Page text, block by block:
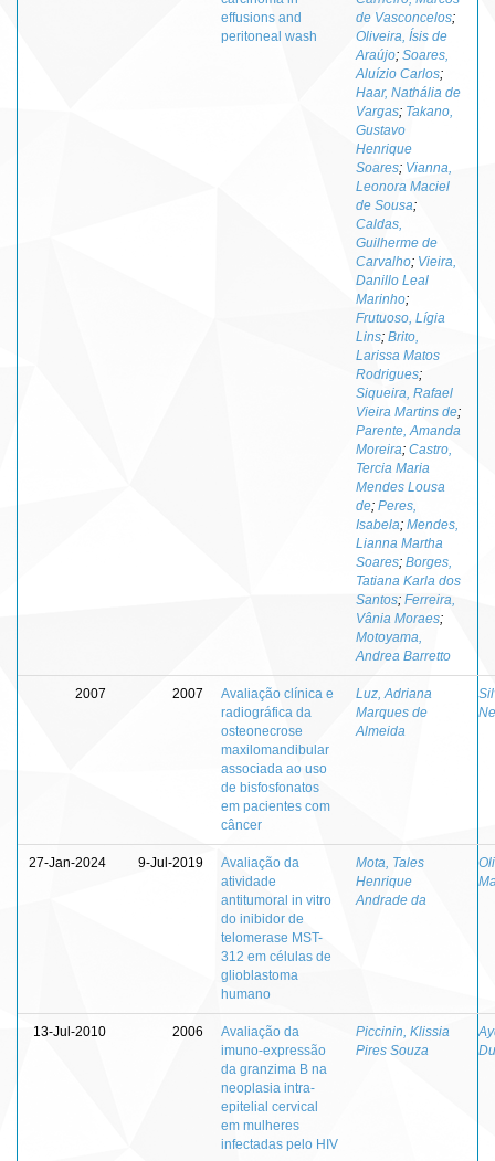
effusions and
peritoneal wash
de Vasconcelos;
Oliveira, Ísis de
Araújo; Soares,
Aluízio Carlos;
Haar, Nathália de
Vargas; Takano,
Gustavo
Henrique
Soares; Vianna,
Leonora Maciel
de Sousa;
Caldas,
Guilherme de
Carvalho; Vieira,
Danillo Leal
Marinho;
Frutuoso, Lígia
Lins; Brito,
Larissa Matos
Rodrigues;
Siqueira, Rafael
Vieira Martins de;
Parente, Amanda
Moreira; Castro,
Tercia Maria
Mendes Lousa
de; Peres,
Isabela; Mendes,
Lianna Martha
Soares; Borges,
Tatiana Karla dos
Santos; Ferreira,
Vânia Moraes;
Motoyama,
Andrea Barretto
2007 2007
Avaliação clínica e
radiográfica da
osteonecrose
maxilomandibular
associada ao uso
de bisfosfonatos
em pacientes com
câncer
Luz, Adriana
Marques de
Almeida
27-Jan-2024 9-Jul-2019
Avaliação da
atividade
antitumoral in vitro
do inibidor de
telomerase MST-
312 em células de
glioblastoma
humano
Mota, Tales
Henrique
Andrade da
13-Jul-2010 2006
Avaliação da
imuno-expressão
da granzima B na
neoplasia intra-
epitelial cervical
em mulheres
infectadas pelo HIV
Piccinin, Klissia
Pires Souza